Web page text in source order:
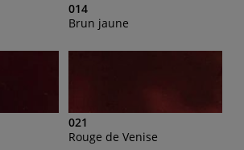
014
Brun jaune
021
Rouge de Venise